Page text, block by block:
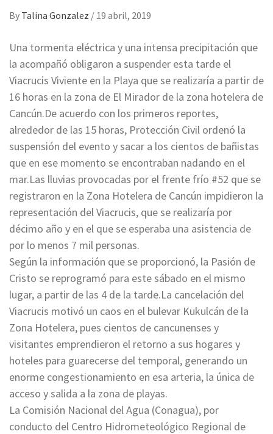
By Talina Gonzalez / 19 abril, 2019
Una tormenta eléctrica y una intensa precipitación que
la acompañó obligaron a suspender esta tarde el
Viacrucis Viviente en la Playa que se realizaría a partir de
16 horas en la zona de El Mirador de la zona hotelera de
Cancún.De acuerdo con los primeros reportes,
alrededor de las 15 horas, Protección Civil ordenó la
suspensión del evento y sacar a los cientos de bañistas
que en ese momento se encontraban nadando en el
mar.Las lluvias provocadas por el frente frío #52 que se
registraron en la Zona Hotelera de Cancún impidieron la
representación del Viacrucis, que se realizaría por
décimo año y en el que se esperaba una asistencia de
por lo menos 7 mil personas.
Según la información que se proporcionó, la Pasión de
Cristo se reprogramó para este sábado en el mismo
lugar, a partir de las 4 de la tarde.La cancelación del
Viacrucis motivó un caos en el bulevar Kukulcán de la
Zona Hotelera, pues cientos de cancunenses y
visitantes emprendieron el retorno a sus hogares y
hoteles para guarecerse del temporal, generando un
enorme congestionamiento en esa arteria, la única de
acceso y salida a la zona de playas.
La Comisión Nacional del Agua (Conagua), por
conducto del Centro Hidrometeológico Regional de